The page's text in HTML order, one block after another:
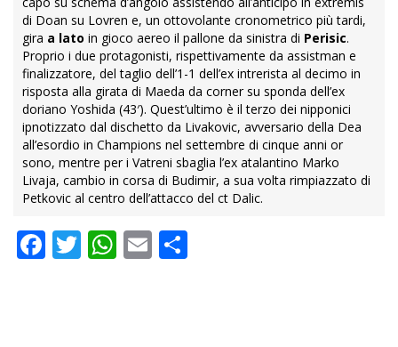
di Doan su Lovren e, un ottovolante cronometrico più tardi,
gira a lato in gioco aereo il pallone da sinistra di Perisic.
Proprio i due protagonisti, rispettivamente da assistman e
finalizzatore, del taglio dell’1-1 dell’ex intrerista al decimo in
risposta alla girata di Maeda da corner su sponda dell’ex
doriano Yoshida (43′). Quest’ultimo è il terzo dei nipponici
ipnotizzato dal dischetto da Livakovic, avversario della Dea
all’esordio in Champions nel settembre di cinque anni or
sono, mentre per i Vatreni sbaglia l’ex atalantino Marko
Livaja, cambio in corsa di Budimir, a sua volta rimpiazzato di
Petkovic al centro dell’attacco del ct Dalic.
Facebook
Twitter
WhatsApp
Email